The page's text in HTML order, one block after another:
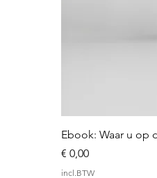
Ebook: Waar u op
Prijs
€ 0,00
incl.BTW